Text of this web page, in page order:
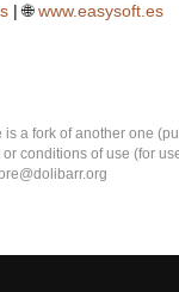
| 🌐www.easysoft.es
is a fork of another one
conditions of use (for